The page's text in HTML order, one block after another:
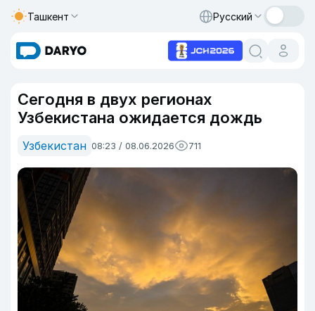
Ташкент Русский
Сегодня в двух регионах
Узбекистана ожидается дождь
Узбекистан 08:23 / 08.06.2026 711